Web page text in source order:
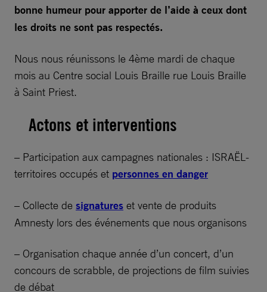
bonne humeur pour apporter de l’aide à ceux dont
les droits ne sont pas respectés.
Nous nous réunissons le 4ème mardi de chaque
mois au Centre social Louis Braille rue Louis Braille
à Saint Priest.
Actons et interventions
– Participation aux campagnes nationales : ISRAËL-
territoires occupés et personnes en danger
– Collecte de signatures et vente de produits
Amnesty lors des événements que nous organisons
– Organisation chaque année d’un concert, d’un
concours de scrabble, de projections de film suivies
de débat